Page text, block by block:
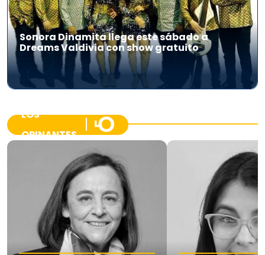
Sonora Dinamita llega este sábado a
Dreams Valdivia con show gratuito
LOS
OPINANTES